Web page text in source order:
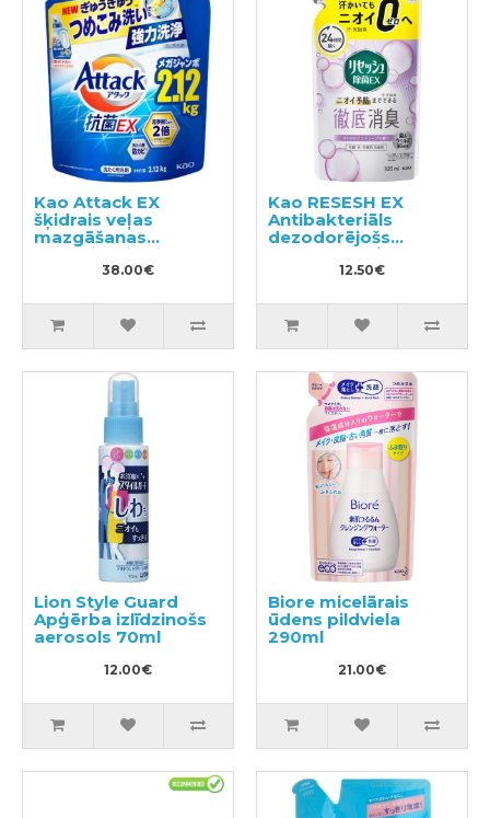
Kao Attack EX
šķidrais veļas
mazgāšanas
līdzeklis, pildviela
38.00€
Kao RESESH EX
Antibakteriāls
dezodorējošs
aerosols apģērbam
un veļai, ziepju
320ml
12.50€
Lion Style Guard
Apģērba izlīdzinošs
aerosols 70ml
12.00€
Biore micelārais
ūdens pildviela
290ml
21.00€